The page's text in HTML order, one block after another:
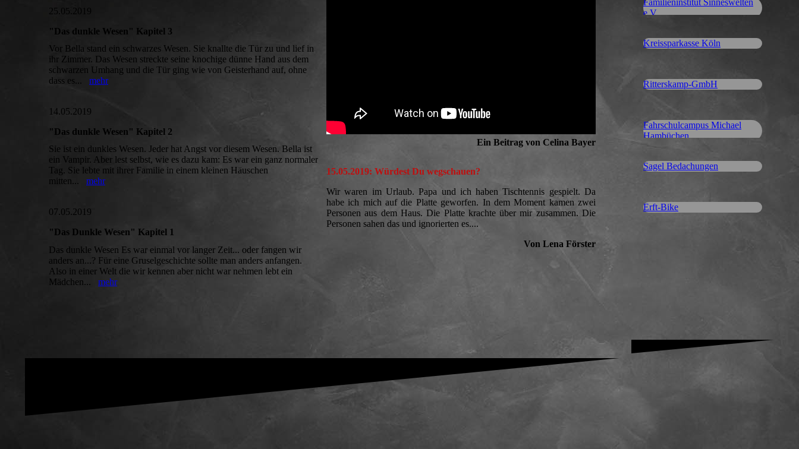
25.05.2019
"Das dunkle Wesen" Kapitel 3
Vor Bella stand ein schwarzes Wesen. Sie knallte die Tür zu und lief in
ihr Zimmer. Das Wesen streckte seine knochige dünne Hand aus dem
schwarzen Umhang und die Tür ging wie von Geisterhand auf, ohne
dass es... mehr
14.05.2019
"Das dunkle Wesen" Kapitel 2
Sie ist ein dunkles Wesen. Jeder hat Angst vor diesem Wesen. Bella ist
ein Vampir. Aber lest selbst, wie es dazu kam: Es war ein ganz normaler
Tag. Sie lebte mit ihrer Familie in einem kleinen Häuschen
mitten... mehr
07.05.2019
"Das Dunkle Wesen" Kapitel 1
Das dunkle Wesen Es war einmal vor langer Zeit... oder fangen wir
anders an...? Für eine Gruselgeschichte sollte man anders anfangen.
Also in einer Welt die wir kennen aber nicht war nehmen lebt ein
Mädchen... mehr
Ein Beitrag von Celina Bayer
15.05.2019: Würdest Du wegschauen?
Wir waren im Urlaub. Papa und ich haben Tischtennis gespielt. Da
habe ich mich auf die Platte geworfen. In dem Moment kamen zwei
Personen aus dem Haus. Die Platte krachte über mir zusammen. Die
Personen sahen das und ignorierten es....
Von Lena Förster
Familieninstitut Sinneswelten
e.V.
Kreissparkasse Köln
Ritterskamp-GmbH
Fahrschulcampus Michael
Hambüchen
Sagel Bedachungen
Erft-Bike